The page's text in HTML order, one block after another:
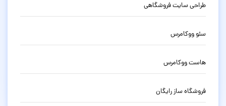
طراحی سایت فروشگاهی
سئو ووکامرس
هاست ووکامرس
فروشگاه ساز رایگان